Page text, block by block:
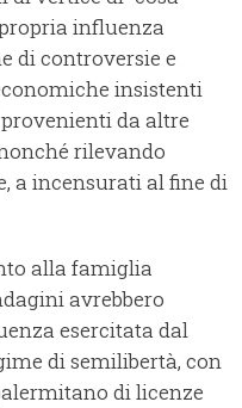
influenza
di controversie e
insistenti
da altre
rilevando
a incensurati al fine di
alla famiglia
avrebbero
esercitata dal
di semilibertà, con
di licenze